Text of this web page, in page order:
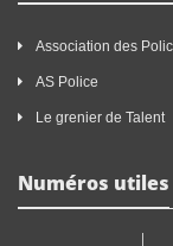
Association des
AS Police
Le grenier de Talent
Numéros utiles